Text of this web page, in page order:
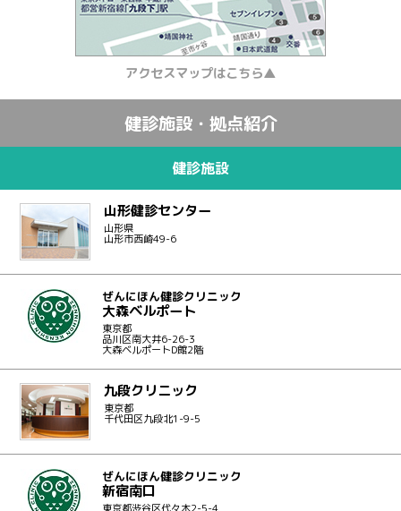
アクセスマップはこちら▲
健診施設・拠点紹介
健診施設
山形健診センター
山形県
山形市西崎49-6
ぜんにほん健診クリニック
大森ベルポート
東京都
品川区南大井6-26-3
大森ベルポートD館2階
九段クリニック
東京都
千代田区九段北1-9-5
ぜんにほん健診クリニック
新宿南口